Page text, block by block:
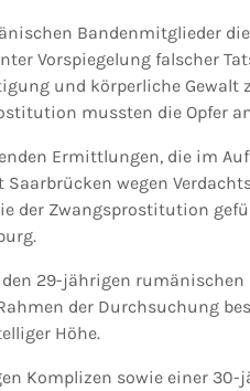
Bandenmitglieder
Vorspiegelung falscher
und körperliche
mussten die Opfer
Ermittlungen, die im
wegen
der Zwangsprostitution
29-jährigen
der Durchsuchung
Höhe.
Komplizen sowie einer